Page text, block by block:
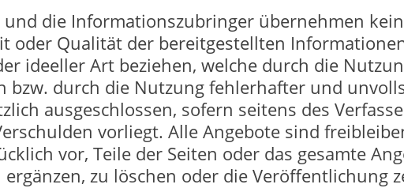
und die Informationszubringer übernehmen
oder Qualität der bereitgestellten
ideeller Art beziehen, welche durch die
bzw. durch die Nutzung fehlerhafter und
ausgeschlossen, sofern seitens des
vorliegt. Alle Angebote sind
vor, Teile der Seiten oder das gesamte
ergänzen, zu löschen oder die Veröffentlichung